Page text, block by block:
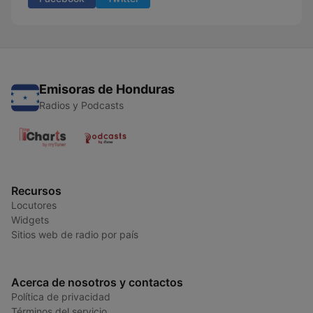
Emisoras de Honduras
Radios y Podcasts
Recursos
Locutores
Widgets
Sitios web de radio por país
Acerca de nosotros y contactos
Política de privacidad